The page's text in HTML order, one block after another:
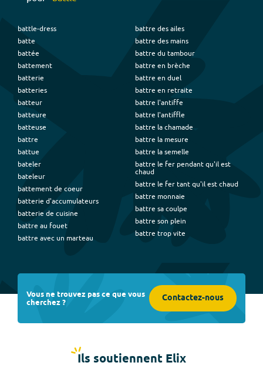
battle-dress
batte
battée
battement
batterie
batteries
batteur
batteure
batteuse
battre
battue
bateler
bateleur
battement de coeur
batterie d'accumulateurs
batterie de cuisine
battre au fouet
battre avec un marteau
battre des ailes
battre des mains
battre du tambour
battre en brèche
battre en duel
battre en retraite
battre l'antiffe
battre l'antiffle
battre la chamade
battre la mesure
battre la semelle
battre le fer pendant qu'il est
chaud
battre le fer tant qu'il est chaud
battre monnaie
battre sa coulpe
battre son plein
battre trop vite
Vous ne trouvez pas ce que vous
cherchez ? Contactez-nous
Ils soutiennent Elix